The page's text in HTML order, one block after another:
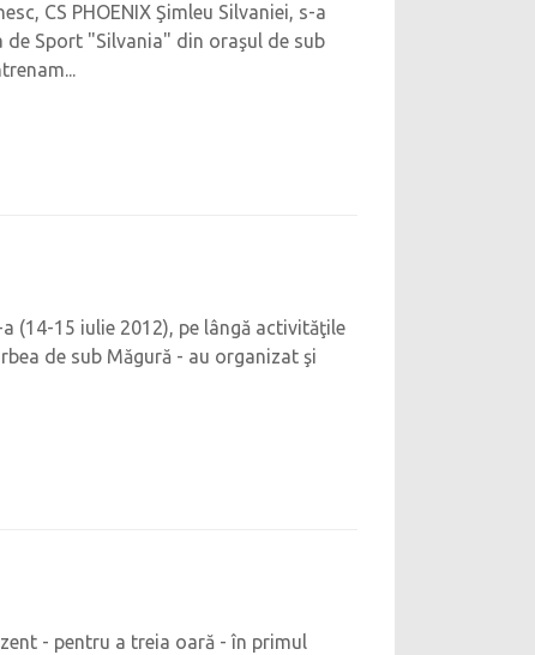
CS PHOENIX Şimleu Silvaniei, s-a
Sport "Silvania" din oraşul de sub
(14-15 iulie 2012), pe lângă activităţile
de sub Măgură - au organizat şi
- pentru a treia oară - în primul